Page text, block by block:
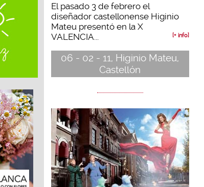
El pasado 3 de febrero el
diseñador castellonense Higinio
Mateu presentó en la X
VALENCIA...
[+ info]
06 - 02 - 11, Higinio Mateu,
Castellón